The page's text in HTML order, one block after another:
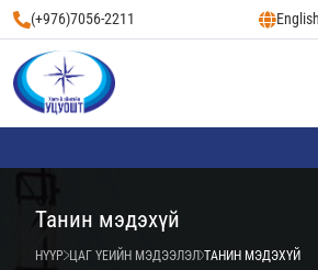
(+976)7056-2211 English
Танин мэдэхүй
НҮҮР ЦАГ ҮЕИЙН МЭДЭЭЛЭЛ ТАНИН МЭДЭХҮЙ